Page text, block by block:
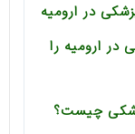
در ارومیه
در ارومیه را
چیست؟